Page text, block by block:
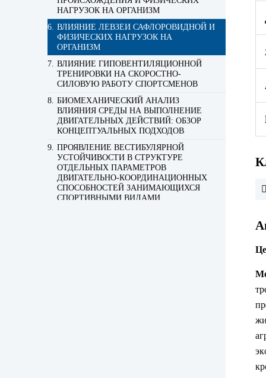
НАГРУЗОК НА ОРГАНИЗМ
ВЛИЯНИЕ ЛЕВЗЕИ САФЛОРОВИДНОЙ И
ФИЗИЧЕСКИХ НАГРУЗОК НА
ОРГАНИЗМ
ВЛИЯНИЕ ГИПОВЕНТИЛЯЦИОННОЙ
ТРЕНИРОВКИ НА СКОРОСТНО-
СИЛОВУЮ РАБОТУ СПОРТСМЕНОВ
БИОМЕХАНИЧЕСКИЙ АНАЛИЗ
ВЛИЯНИЯ СРЕДЫ НА ВЫПОЛНЕНИЕ
ДВИГАТЕЛЬНЫХ ДЕЙСТВИЙ: ОБЗОР
КОНЦЕПТУАЛЬНЫХ ПОДХОДОВ
ПРОЯВЛЕНИЕ ВЕСТИБУЛЯРНОЙ
УСТОЙЧИВОСТИ В СТРУКТУРЕ
ОТДЕЛЬНЫХ ПАРАМЕТРОВ
ДВИГАТЕЛЬНО-КООРДИНАЦИОННЫХ
СПОСОБНОСТЕЙ ЗАНИМАЮЩИХСЯ
СПОРТИВНЫМИ ВИДАМИ